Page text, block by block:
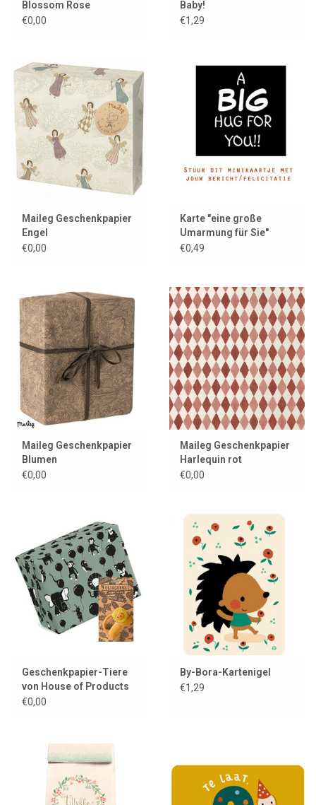
Blossom Rose
€0,00
Baby!
€1,29
Maileg Geschenkpapier
Engel
€0,00
Karte "eine große
Umarmung für Sie"
€0,49
Maileg Geschenkpapier
Blumen
€0,00
Maileg Geschenkpapier
Harlequin rot
€0,00
Geschenkpapier-Tiere
von House of Products
€0,00
By-Bora-Kartenigel
€1,29